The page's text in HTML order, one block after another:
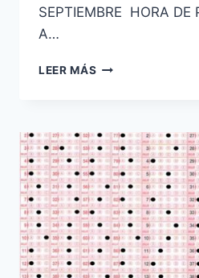
SEPTIEMBRE HORA DE
A…
LEER MÁS PUBLICADA
ADMITIDOS
Y
EXCLUIDOS
A
LAS
PRUEBAS
SELECTIVAS
GUARDIA
CIVIL